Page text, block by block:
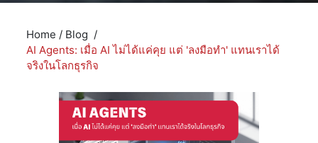
Home / Blog /
AI Agents: เมื่อ AI ไม่ได้แค่คุย แต่ 'ลงมือทำ' แทนเราได้
จริงในโลกธุรกิจ